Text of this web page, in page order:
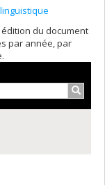
linguistique
du document
par année, par